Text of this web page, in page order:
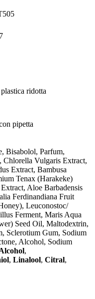
ridotta
pipetta
Bisabolol, Parfum,
Chlorella Vulgaris Extract,
Extract, Bambusa
Tenax (Harakeke)
Aloe Barbadensis
Ferdinandiana Fruit
Leuconostoc/
Ferment, Maris Aqua
Seed Oil, Maltodextrin,
Sclerotium Gum, Sodium
Alcohol, Sodium
,
, Linalool, Citral,